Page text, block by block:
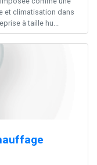
et climatisation dans
à taille hu...